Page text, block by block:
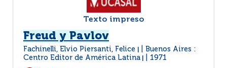
Texto impreso
Freud y Pavlov
Fachinelli, Elvio Piersanti, Felice
Buenos Aires :
Centro Editor de América Latina
1971